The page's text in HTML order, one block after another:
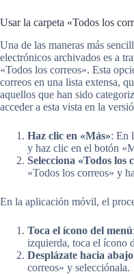
Usar la carpeta «Todos los
Una de las maneras más
electrónicos archivados es a
«Todos los correos». Esta
correos en una lista extensa,
aquellos que han sido
acceder a esta vista en la
Haz clic en «Más»: En
y haz clic en el botón
Selecciona «Todos los
«Todos los correos» y
En la aplicación móvil, el
Toca el ícono del menú
izquierda, toca el ícono
Desplázate hacia abajo
correos» y selecciónala.